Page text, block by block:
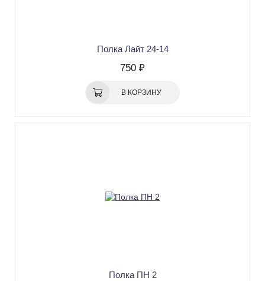
Полка Лайт 24-14
750 ₽
В КОРЗИНУ
Полка ПН 2